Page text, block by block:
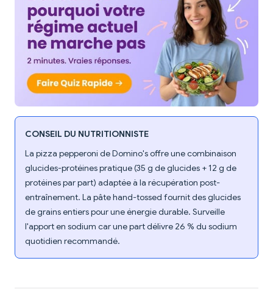
CONSEIL DU NUTRITIONNISTE
La pizza pepperoni de Domino's offre une combinaison
glucides-protéines pratique (35 g de glucides + 12 g de
protéines par part) adaptée à la récupération post-
entraînement. La pâte hand-tossed fournit des glucides
de grains entiers pour une énergie durable. Surveille
l'apport en sodium car une part délivre 26 % du sodium
quotidien recommandé.